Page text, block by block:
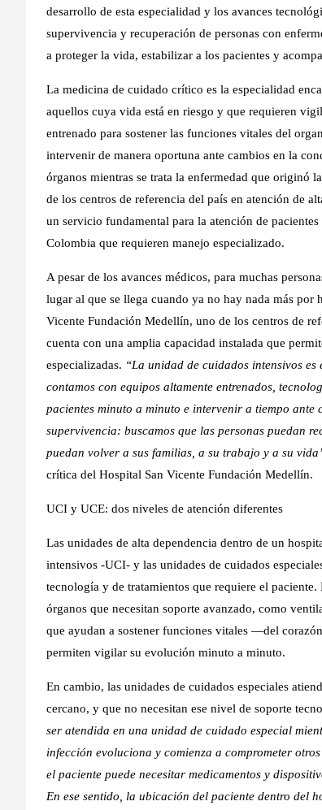
desarrollo de esta especialidad y los avances
supervivencia y recuperación de personas con
a proteger la vida, estabilizar a los pacientes y
La medicina de cuidado crítico es la especialidad
aquellos cuya vida está en riesgo y que requieren
entrenado para sostener las funciones vitales del
intervenir de manera oportuna ante cambios en la
órganos mientras se trata la enfermedad que originó
de los centros de referencia del país en atención de
un servicio fundamental para la atención de
Colombia que requieren manejo especializado.
A pesar de los avances médicos, para muchas
lugar al que se llega cuando ya no hay nada más por
Vicente Fundación Medellín, uno de los centros de
cuenta con una amplia capacidad instalada que
especializadas. “La unidad de cuidados intensivos
contamos con equipos altamente entrenados,
pacientes minuto a minuto e intervenir a tiempo
supervivencia: buscamos que las personas puedan
puedan volver a sus familias, a su trabajo y a su
crítica del Hospital San Vicente Fundación Medellín.
UCI y UCE: dos niveles de atención diferentes
Las unidades de alta dependencia dentro de un
intensivos -UCI- y las unidades de cuidados
tecnología y de tratamientos que requiere el
órganos que necesitan soporte avanzado, como
que ayudan a sostener funciones vitales —del
permiten vigilar su evolución minuto a minuto.
En cambio, las unidades de cuidados especiales
cercano, y que no necesitan ese nivel de soporte
ser atendida en una unidad de cuidado especial
infección evoluciona y comienza a comprometer
el paciente puede necesitar medicamentos y
En ese sentido, la ubicación del paciente dentro del